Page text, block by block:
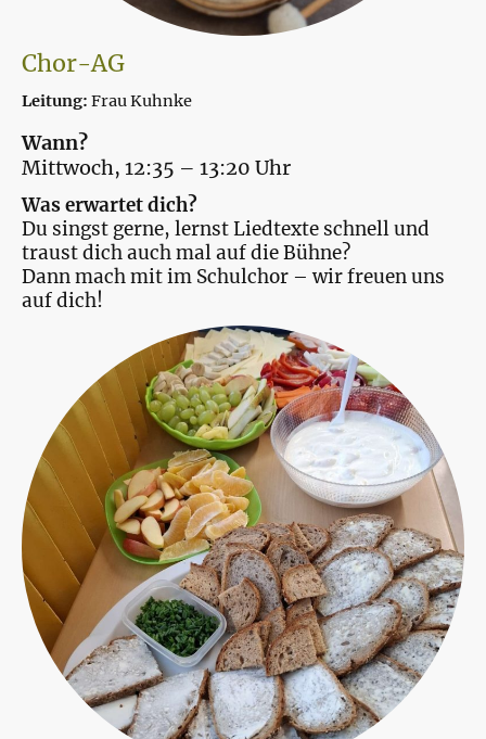
Chor-AG
Leitung: Frau Kuhnke
Wann?
Mittwoch, 12:35 – 13:20 Uhr
Was erwartet dich?
Du singst gerne, lernst Liedtexte schnell und
traust dich auch mal auf die Bühne?
Dann mach mit im Schulchor – wir freuen uns
auf dich!